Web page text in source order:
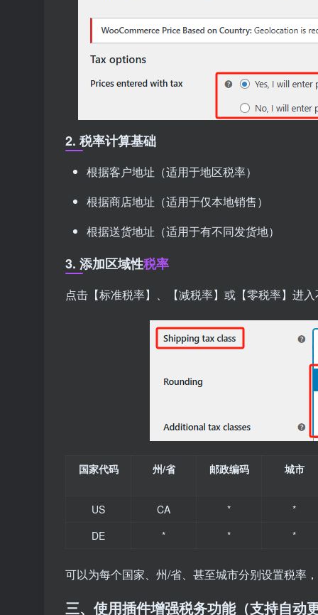
2. 税率计算基础
根据客户地址（适用于地区税率）
根据商店地址（适用于仅本地销售）
根据送货地址（适用于有不同发货地）
3. 添加区域性税率
点击【标准税率】、【减税率】或【零税率】进
国家代码 州/省 邮政编码 城市
US CA *
*
DE
* * *
可以为每个国家、州/省、甚至城市分别设置税率
三、使用插件增强税务功能（支持自动